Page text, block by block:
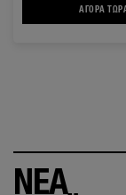
ΑΓΟΡΆ
ΝΕΑ